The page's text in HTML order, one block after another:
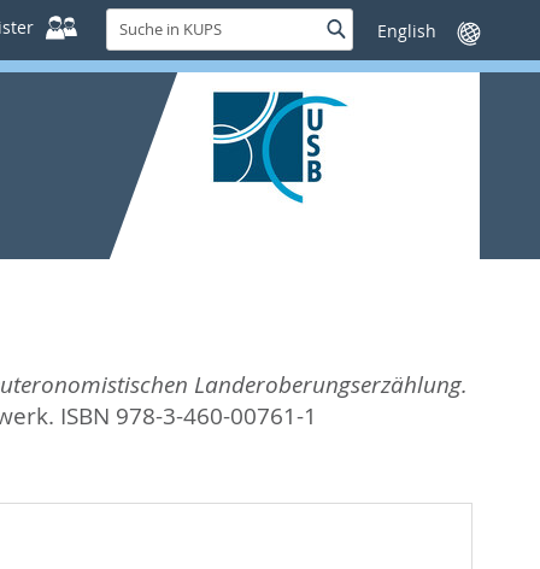
Suche
in
KUPS
SucheSprache
wechseln
Landeroberungserzählung.
ISBN 978-3-460-00761-1